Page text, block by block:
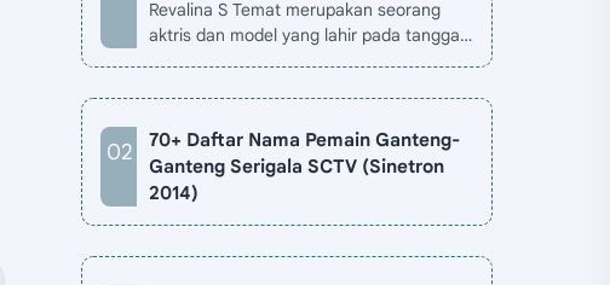
Revalina S Temat merupakan seorang
aktris dan model yang lahir pada tanggal
70+ Daftar Nama Pemain Ganteng-
Ganteng Serigala SCTV (Sinetron
2014)